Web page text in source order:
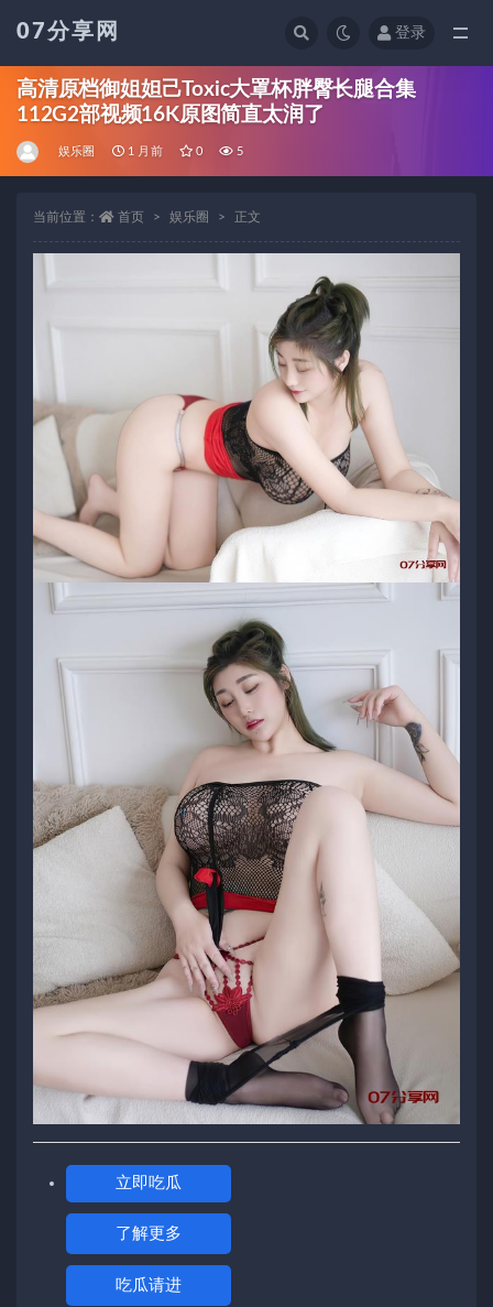
07分享网 登录
高清原档御姐妲己Toxic大罩杯胖臀长腿合集
112G2部视频16K原图简直太润了
娱乐圈 1 月前 0 5
当前位置： 首页 娱乐圈 正文
立即吃瓜
了解更多
吃瓜请进